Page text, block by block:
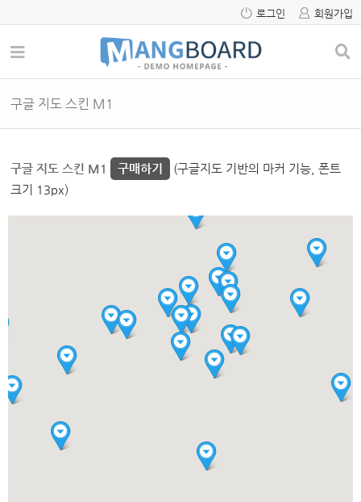
로그인 회원가입
구글 지도 스킨 M1
구글 지도 스킨 M1 구매하기
(구글지도 기반의 마커 기능, 폰트
크기 13px)